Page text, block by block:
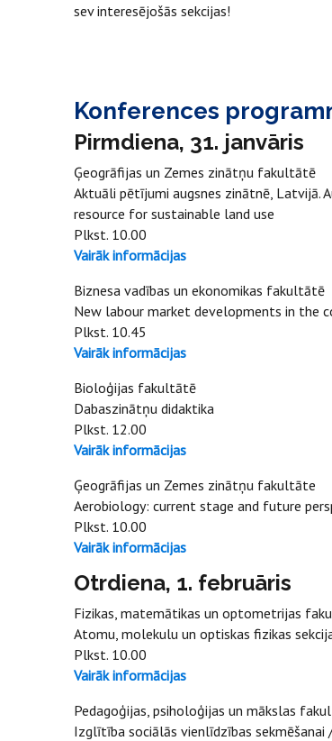
sev interesējošās sekcijas!
Konferences
Pirmdiena, 31. janvāris
Ģeogrāfijas un Zemes zinātņu fakultātē
Aktuāli pētījumi augsnes zinātnē, Latvijā.
resource for
Plkst. 10.00
Vairāk informācijas
Biznesa vadības un ekonomikas
New labour market developments in the
Plkst. 10.45
Vairāk informācijas
Bioloģijas fakultātē
Dabaszinātņu didaktika
Plkst. 12.00
Vairāk informācijas
Ģeogrāfijas un Zemes zinātņu fakultāte
Aerobiology: current stage and future
Plkst. 10.00
Vairāk informācijas
Otrdiena, 1. februāris
Fizikas, matemātikas un optometrijas
Atomu, molekulu un optiskas fizikas
Plkst. 10.00
Vairāk informācijas
Pedagoģijas, psiholoģijas un mākslas
Izglītība sociālās vienlīdzības